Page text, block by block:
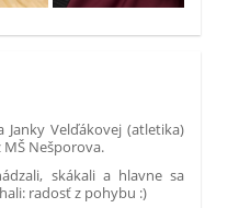
Velďákovej (atletika)
Nešporova.
skákali a hlavne sa
radosť z pohybu :)